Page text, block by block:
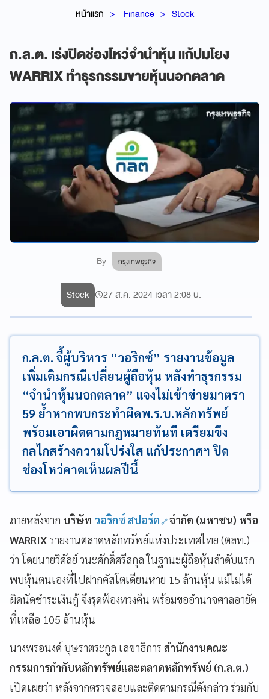
หน้าแรก Finance Stock
ก.ล.ต. เร่งปิดช่องโหว่จำนำหุ้น แก้ปมโยง
WARRIX ทำธุรกรรมขายหุ้นนอกตลาด
By กรุงเทพธุรกิจ
Stock 27 ส.ค. 2024 เวลา 2:08 น.
ก.ล.ต. จี้ผู้บริหาร “วอริกซ์” รายงานข้อมูล
เพิ่มเติมกรณีเปลี่ยนผู้ถือหุ้น หลังทำธุรกรรม
“จำนำหุ้นนอกตลาด” แจงไม่เข้าข่ายมาตรา
59 ย้ำหากพบกระทำผิดพ.ร.บ.หลักทรัพย์
พร้อมเอาผิดตามกฎหมายทันที เตรียมขึง
กลไกสร้างความโปร่งใส แก้ประกาศฯ ปิด
ช่องโหว่คาดเห็นผลปีนี้
ภายหลังจาก บริษัท วอริกซ์ สปอร์ต จำกัด (มหาชน) หรือ
WARRIX รายงานตลาดหลักทรัพย์แห่งประเทศไทย (ตลท.)
ว่า โดยนายวิศัลย์ วนะศักดิ์ศรีสกุล ในฐานะผู้ถือหุ้นลำดับแรก
พบหุ้นตนเองที่ไปฝากคัสโตเดียนหาย 15 ล้านหุ้น แม้ไม่ได้
ผิดนัดชำระเงินกู้ จึงรุดฟ้องทวงคืน พร้อมขออำนาจศาลอายัด
ที่เหลือ 105 ล้านหุ้น
นางพรอนงค์ บุษราตระกูล เลขาธิการ สำนักงานคณะ
กรรมการกำกับหลักทรัพย์และตลาดหลักทรัพย์ (ก.ล.ต.)
เปิดเผยว่า หลังจากตรวจสอบและติดตามกรณีดังกล่าว ร่วมกับ